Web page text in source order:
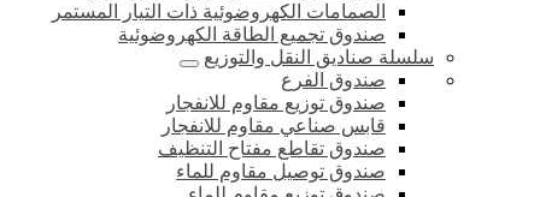
الصمامات الكهروضوئية ذات التيار المستمر
صندوق تجميع الطاقة الكهروضوئية
سلسلة صناديق النقل والتوزيع
صندوق الفرع
صندوق توزيع مقاوم للانفجار
قابس صناعي مقاوم للانفجار
صندوق تقاطع مفتاح التنظيف
صندوق توصيل مقاوم للماء